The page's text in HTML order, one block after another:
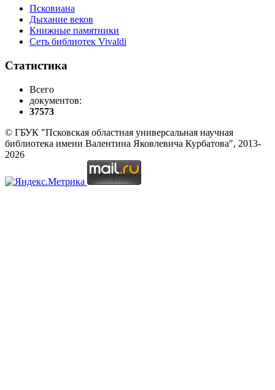
Псковиана
Дыхание веков
Книжные памятники
Сеть библиотек Vivaldi
Статистика
Всего
документов:
37573
© ГБУК "Псковская областная универсальная научная
библиотека имени Валентина Яковлевича Курбатова", 2013-
2026